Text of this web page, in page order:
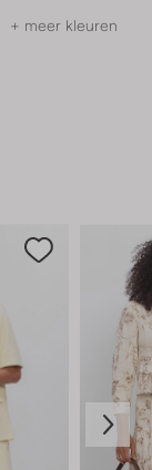
+ meer kleuren